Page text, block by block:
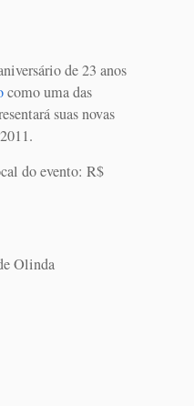
de 23 anos
como uma das
suas novas
do evento: R$
Olinda